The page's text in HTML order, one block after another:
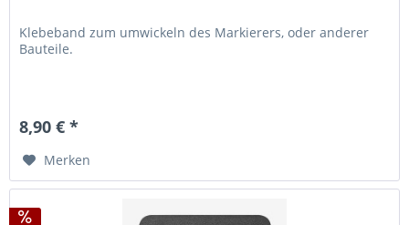
Klebeband zum umwickeln des Markierers, oder anderer
Bauteile.
8,90 € *
Merken